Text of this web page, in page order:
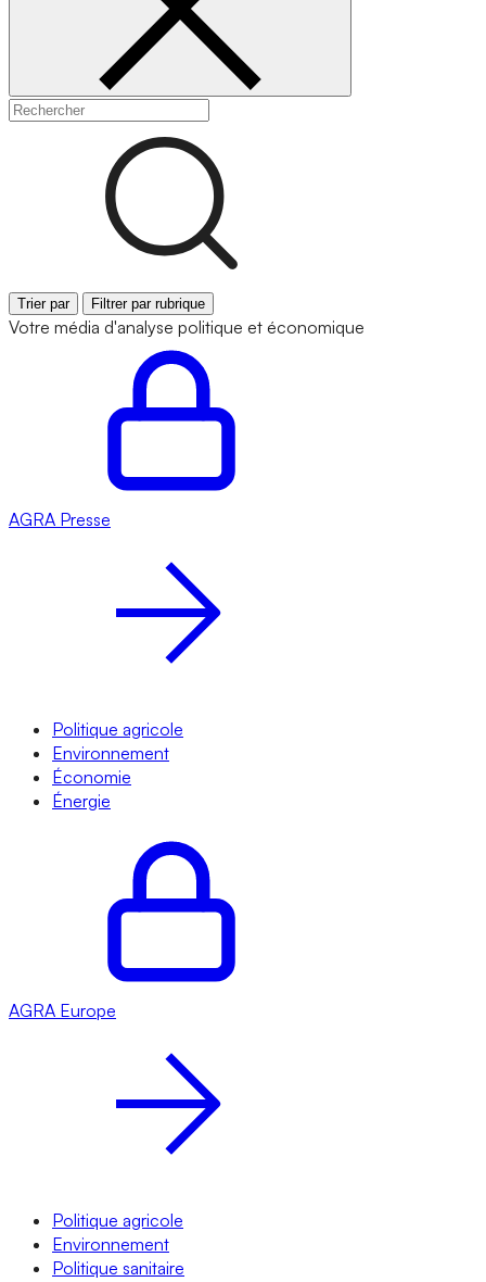
Trier par Filtrer par rubrique
Votre média d'analyse politique et économique
AGRA Presse
Politique agricole
Environnement
Économie
Énergie
AGRA Europe
Politique agricole
Environnement
Politique sanitaire